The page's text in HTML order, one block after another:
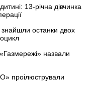
13-річна дівчинка
останки двох
назвали
проілюстрували